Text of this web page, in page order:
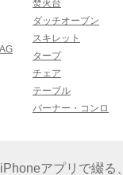
焚火台
ダッチオーブン
スキレット
タープ
チェア
テーブル
バーナー・コンロ
iPhoneアプリで綴る、